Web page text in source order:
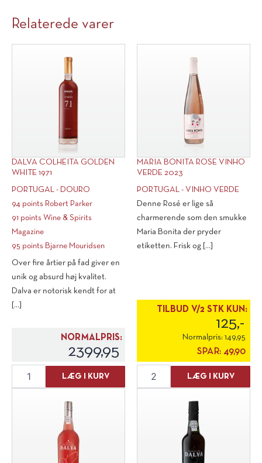
Relaterede varer
DALVA COLHEITA GOLDEN
WHITE 1971
PORTUGAL - DOURO
94 points Robert Parker
91 points Wine & Spirits
Magazine
95 points Bjarne Mouridsen
Over fire årtier på fad giver en
unik og absurd høj kvalitet.
Dalva er notorisk kendt for at
[...]
NORMALPRIS:
2399,95
Colheita
LÆG I KURV
MARIA BONITA ROSE VINHO
VERDE 2023
PORTUGAL - VINHO VERDE
Denne Rosé er lige så
charmerende som den smukke
Maria Bonita der pryder
etiketten. Frisk og [...]
TILBUD V/2 STK KUN:
125,-
Normalpris: 149,95
SPAR: 49,90
Bonita
LÆG I KURV